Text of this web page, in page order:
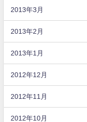
2013年3月
2013年2月
2013年1月
2012年12月
2012年11月
2012年10月